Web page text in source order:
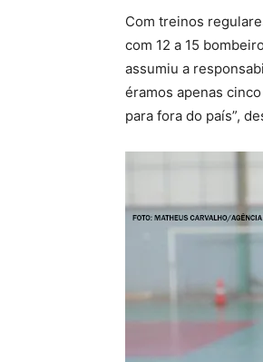
Com treinos
com 12 a 15
assumiu a
éramos apenas
para fora do país”,